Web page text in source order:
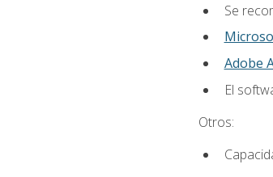
Se
Adobe
El
Otros: